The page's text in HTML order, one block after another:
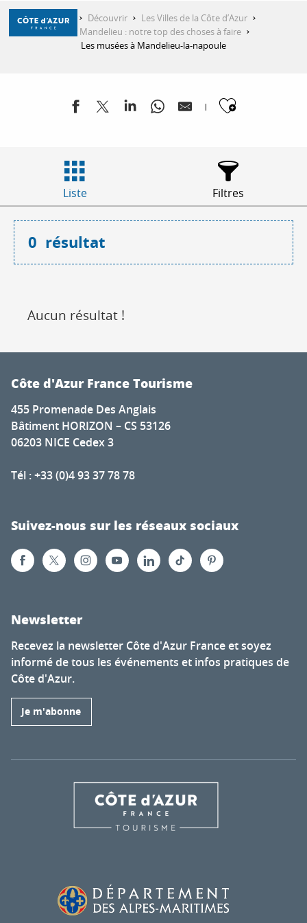
Aller
contenu
SÉJOURNER
Accueil Découvrir
Les Villes de la Côte d’Azur
Visiter Mandelieu : notre top des choses à faire
Les musées à Mandelieu-la-napoule
Liste Filtres
0 résultat
Aucun résultat !
Côte d'Azur France Tourisme
455 Promenade Des Anglais
Bâtiment HORIZON – CS 53126
06203 NICE Cedex 3
Tél : +33 (0)4 93 37 78 78
Suivez-nous sur les réseaux sociaux
Newsletter
Recevez la newsletter Côte d'Azur France et soyez
informé de tous les événements et infos pratiques de
Côte d'Azur.
Je m'abonne